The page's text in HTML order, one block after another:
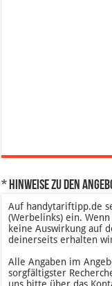
* Hinweise zu den
Auf handytariftipp.de
(Werbelinks) ein.
keine Auswirkung auf
deinerseits erhalten
Alle Angaben im
sorgfältigster
uns bitte über das